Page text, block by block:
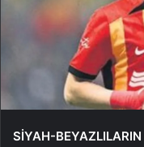
SİYAH-BEYAZLILARIN